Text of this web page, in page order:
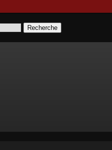
Départ
roman noir au